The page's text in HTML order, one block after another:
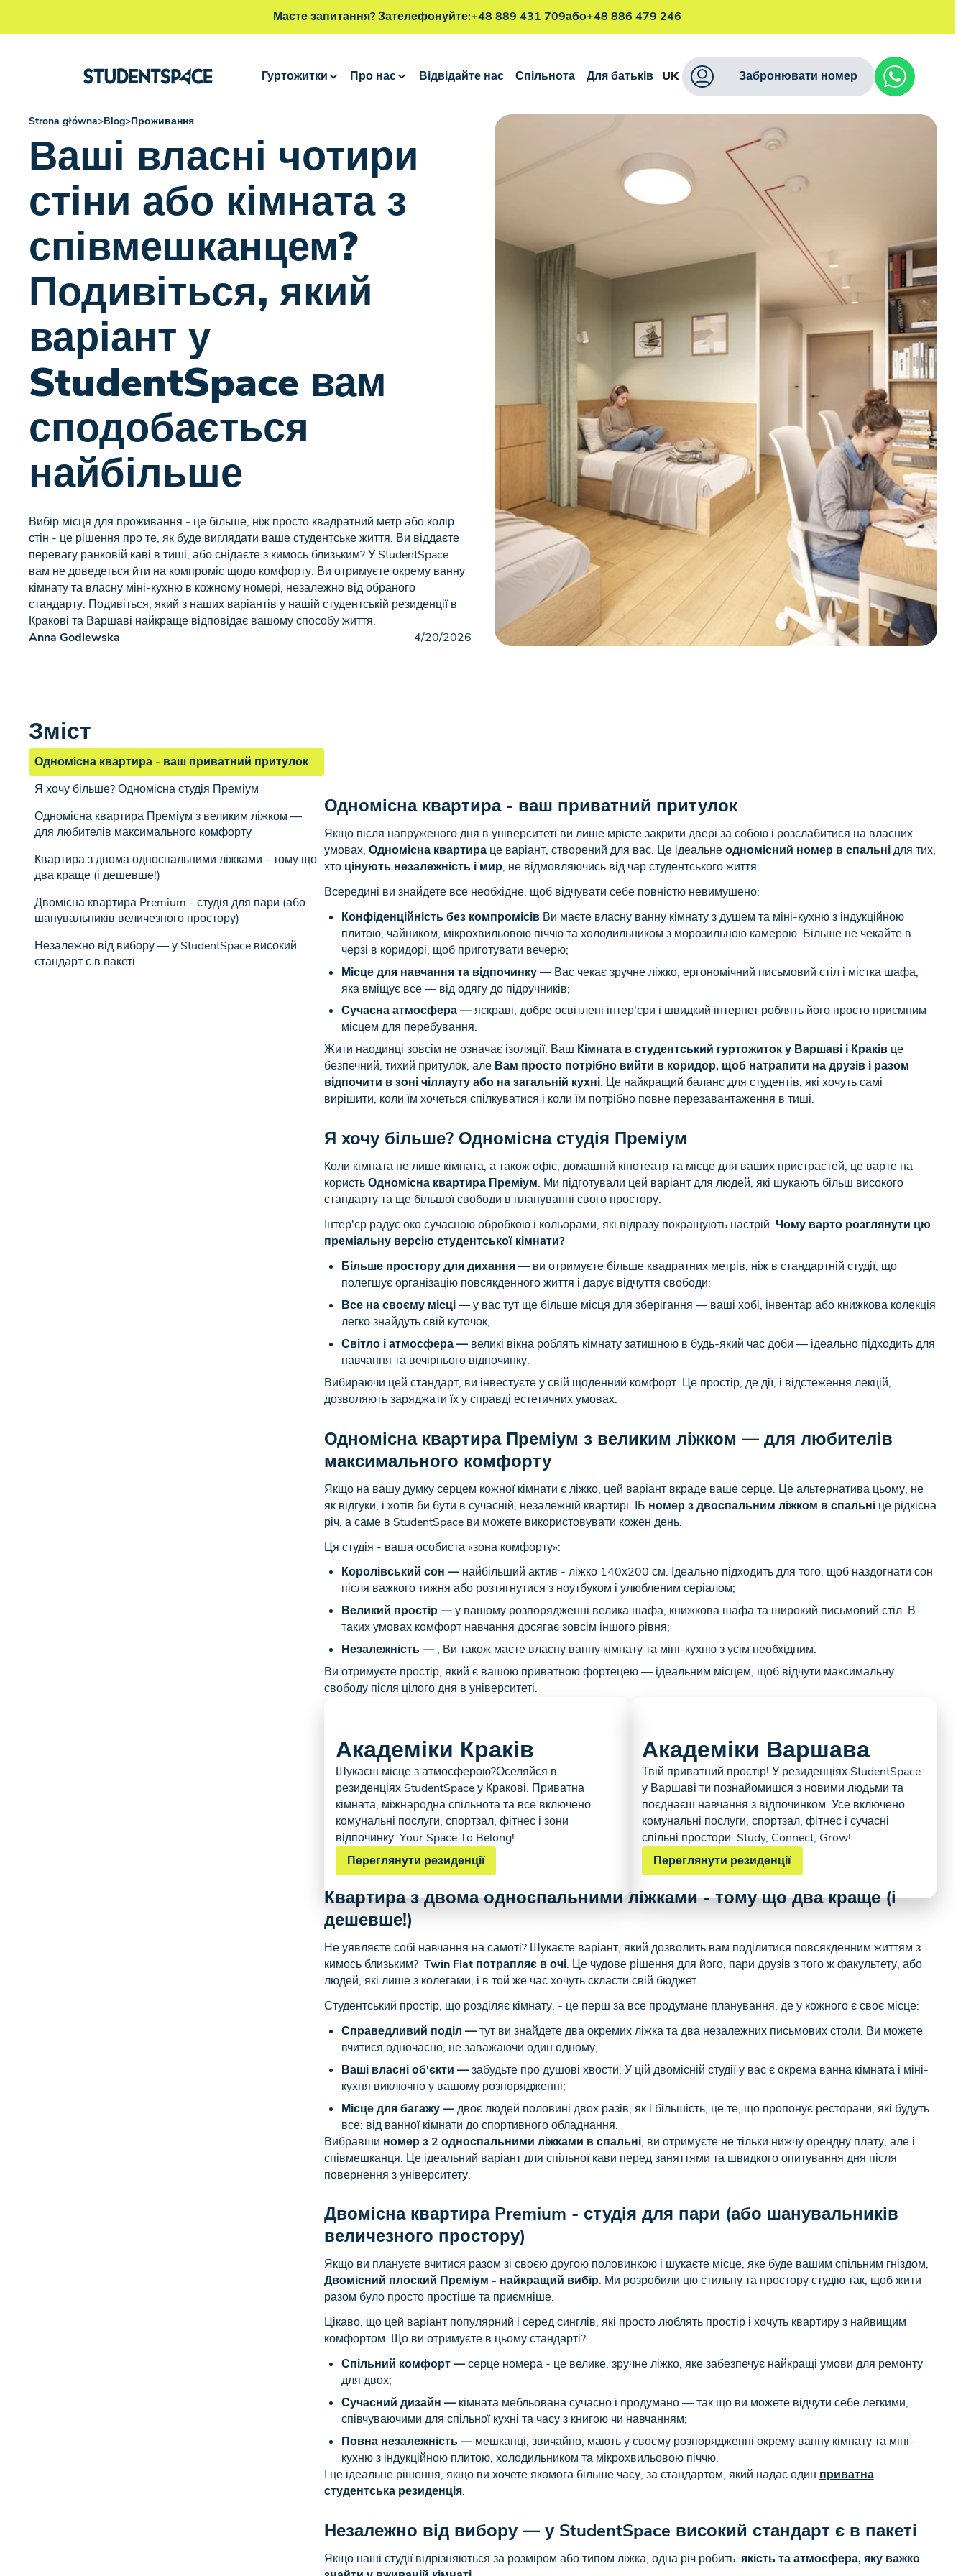
Маєте запитання? Зателефонуйте:+48 889 431 709або+48 886 479 246
Гуртожитки Про нас Відвідайте нас Спільнота Для батьків UK Забронювати номер
Strona główna>Blog>Проживання
Ваші власні чотири
стіни або кімната з
співмешканцем?
Подивіться, який
варіант у
StudentSpace вам
сподобається
найбільше
Вибір місця для проживання - це більше, ніж просто квадратний метр або колір
стін - це рішення про те, як буде виглядати ваше студентське життя. Ви віддаєте
перевагу ранковій каві в тиші, або снідаєте з кимось близьким? У StudentSpace
вам не доведеться йти на компроміс щодо комфорту. Ви отримуєте окрему ванну
кімнату та власну міні-кухню в кожному номері, незалежно від обраного
стандарту. Подивіться, який з наших варіантів у нашій студентській резиденції в
Кракові та Варшаві найкраще відповідає вашому способу життя.
Anna Godlewska
4/20/2026
Зміст
Одномісна квартира - ваш приватний притулок
Я хочу більше? Одномісна студія Преміум
Одномісна квартира Преміум з великим ліжком —
для любителів максимального комфорту
Квартира з двома односпальними ліжками - тому що
два краще (і дешевше!)
Двомісна квартира Premium - студія для пари (або
шанувальників величезного простору)
Незалежно від вибору — у StudentSpace високий
стандарт є в пакеті
Одномісна квартира - ваш приватний притулок
Якщо після напруженого дня в університеті ви лише мрієте закрити двері за собою і розслабитися на власних
умовах, Одномісна квартираце варіант, створений для вас. Це ідеальнеодномісний номер в спальнідля тих,
хто цінують незалежність і мир, не відмовляючись від чар студентського життя.
Всередині ви знайдете все необхідне, щоб відчувати себе повністю невимушено:
Конфіденційність без компромісівВи маєте власну ванну кімнату з душем та міні-кухню з індукційною
плитою, чайником, мікрохвильовою піччю та холодильником з морозильною камерою. Більше не чекайте в
черзі в коридорі, щоб приготувати вечерю;
Місце для навчання та відпочинку —Вас чекає зручне ліжко, ергономічний письмовий стіл і містка шафа,
яка вміщує все — від одягу до підручників;
Сучасна атмосфера —яскраві, добре освітлені інтер'єри і швидкий інтернет роблять його просто приємним
місцем для перебування.
Жити наодинці зовсім не означає ізоляції. ВашКімната в студентський гуртожиток у ВаршавііКраківце
безпечний, тихий притулок, але Вам просто потрібно вийти в коридор, щоб натрапити на друзів і разом
відпочити в зоні чіллауту або на загальній кухні. Це найкращий баланс для студентів, які хочуть самі
вирішити, коли їм хочеться спілкуватися і коли їм потрібно повне перезавантаження в тиші.
Я хочу більше? Одномісна студія Преміум
Коли кімната не лише кімната, а також офіс, домашній кінотеатр та місце для ваших пристрастей, це варте на
користьОдномісна квартира Преміум. Ми підготували цей варіант для людей, які шукають більш високого
стандарту та ще більшої свободи в плануванні свого простору.
Інтер'єр радує око сучасною обробкою і кольорами, які відразу покращують настрій. Чому варто розглянути цю
преміальну версію студентської кімнати?
Більше простору для дихання —ви отримуєте більше квадратних метрів, ніж в стандартній студії, що
полегшує організацію повсякденного життя і дарує відчуття свободи;
Все на своєму місці —у вас тут ще більше місця для зберігання — ваші хобі, інвентар або книжкова колекція
легко знайдуть свій куточок;
Світло і атмосфера —великі вікна роблять кімнату затишною в будь-який час доби — ідеально підходить для
навчання та вечірнього відпочинку.
Вибираючи цей стандарт, ви інвестуєте у свій щоденний комфорт. Це простір, де дії, і відстеження лекцій,
дозволяють заряджати їх у справді естетичних умовах.
Одномісна квартира Преміум з великим ліжком — для любителів
максимального комфорту
Якщо на вашу думку серцем кожної кімнати є ліжко, цей варіант вкраде ваше серце. Це альтернатива цьому, не
як відгуки, і хотів би бути в сучасній, незалежній квартирі. ІБ номер з двоспальним ліжком в спальніце рідкісна
річ, а саме в StudentSpace ви можете використовувати кожен день.
Ця студія - ваша особиста «зона комфорту»:
Королівський сон —найбільший актив - ліжко 140х200 см. Ідеально підходить для того, щоб наздогнати сон
після важкого тижня або розтягнутися з ноутбуком і улюбленим серіалом;
Великий простір —у вашому розпорядженні велика шафа, книжкова шафа та широкий письмовий стіл. В
таких умовах комфорт навчання досягає зовсім іншого рівня;
Незалежність —, Ви також маєте власну ванну кімнату та міні-кухню з усім необхідним.
Ви отримуєте простір, який є вашою приватною фортецею — ідеальним місцем, щоб відчути максимальну
свободу після цілого дня в університеті.
Академіки Краків
Шукаєш місце з атмосферою?Оселяйся в
резиденціях StudentSpace у Кракові. Приватна
кімната, міжнародна спільнота та все включено:
комунальні послуги, спортзал, фітнес і зони
відпочинку. Your Space To Belong!
Переглянути резиденції
Академіки Варшава
Твій приватний простір! У резиденціях StudentSpace
у Варшаві ти познайомишся з новими людьми та
поєднаєш навчання з відпочинком. Усе включено:
комунальні послуги, спортзал, фітнес і сучасні
спільні простори. Study, Connect, Grow!
Переглянути резиденції
Квартира з двома односпальними ліжками - тому що два краще (і
дешевше!)
Не уявляєте собі навчання на самоті? Шукаєте варіант, який дозволить вам поділитися повсякденним життям з
кимось близьким? Twin Flat потрапляє в очі. Це чудове рішення для його, пари друзів з того ж факультету, або
людей, які лише з колегами, і в той же час хочуть скласти свій бюджет.
Студентський простір, що розділяє кімнату, - це перш за все продумане планування, де у кожного є своє місце:
Справедливий поділ —тут ви знайдете два окремих ліжка та два незалежних письмових столи. Ви можете
вчитися одночасно, не заважаючи один одному;
Ваші власні об'єкти —забудьте про душові хвости. У цій двомісній студії у вас є окрема ванна кімната і міні-
кухня виключно у вашому розпорядженні;
Місце для багажу —двоє людей половині двох разів, як і більшість, це те, що пропонує ресторани, які будуть
все: від ванної кімнати до спортивного обладнання.
Вибравши номер з 2 односпальними ліжками в спальні, ви отримуєте не тільки нижчу орендну плату, але і
співмешканця. Це ідеальний варіант для спільної кави перед заняттями та швидкого опитування дня після
повернення з університету.
Двомісна квартира Premium - студія для пари (або шанувальників
величезного простору)
Якщо ви плануєте вчитися разом зі своєю другою половинкою і шукаєте місце, яке буде вашим спільним гніздом,
Двомісний плоский Преміум - найкращий вибір. Ми розробили цю стильну та простору студію так, щоб жити
разом було просто простіше та приємніше.
Цікаво, що цей варіант популярний і серед синглів, які просто люблять простір і хочуть квартиру з найвищим
комфортом. Що ви отримуєте в цьому стандарті?
Спільний комфорт —серце номера - це велике, зручне ліжко, яке забезпечує найкращі умови для ремонту
для двох;
Сучасний дизайн —кімната мебльована сучасно і продумано — так що ви можете відчути себе легкими,
співчуваючими для спільної кухні та часу з книгою чи навчанням;
Повна незалежність —мешканці, звичайно, мають у своєму розпорядженні окрему ванну кімнату та міні-
кухню з індукційною плитою, холодильником та мікрохвильовою піччю.
І це ідеальне рішення, якщо ви хочете якомога більше часу, за стандартом, який надає один приватна
студентська резиденція.
Незалежно від вибору — у StudentSpace високий стандарт є в пакеті
Якщо наші студії відрізняються за розміром або типом ліжка, одна річ робить: якість та атмосфера, яку важко